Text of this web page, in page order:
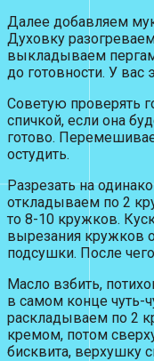
Далее добавляем
Духовку
выкладываем
до готовности. У вас
Советую проверять
спичкой, если она
готово.
остудить.
Разрезать на
откладываем по 2
то 8-10 кружков.
вырезания кружков
подсушки. После
Масло взбить,
в самом конце чуть-
раскладываем по 2
кремом, потом
бисквита,